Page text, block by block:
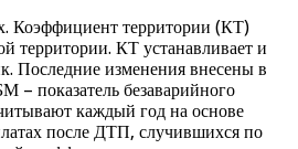
Коэффициент территории (КТ)
территории. КТ устанавливает и
Последние изменения внесены в
– показатель безаварийного
каждый год на основе
после ДТП, случившихся по